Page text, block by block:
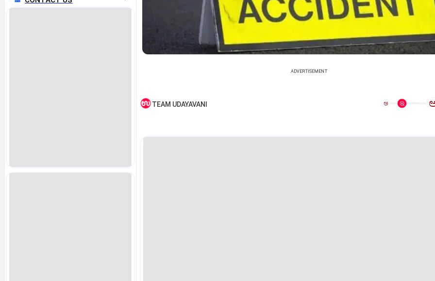
ADVERTISEMENT
TEAM UDAYAVANI ಅ